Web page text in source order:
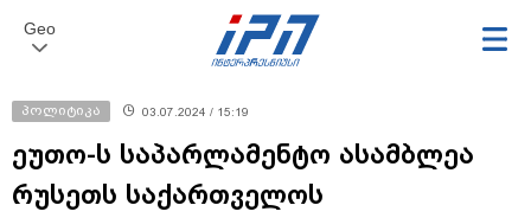
Geo
პოლიტიკა 03.07.2024 / 15:19
ეუთო-ს საპარლამენტო ასამბლეა
რუსეთს საქართველოს